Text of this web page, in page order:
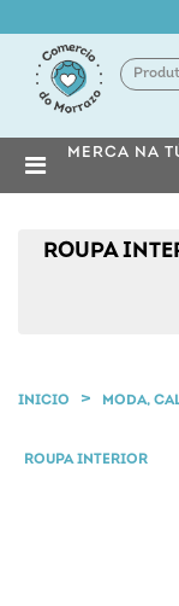
MERCA NA
ROUPA
INICIO MODA,
ROUPA INTERIOR